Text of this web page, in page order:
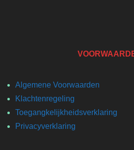
Algemene Voorwaarden
Klachtenregeling
Toegangkelijkheidsverklaring
Privacyverklaring